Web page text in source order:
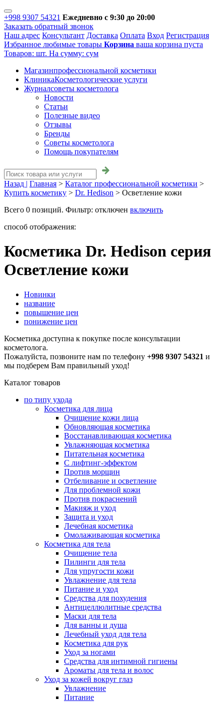
+998 9307 54321 Ежедневно с 9:30 до 20:00
Заказать обратный звонок
Наш адрес Консультант Доставка Оплата Вход Регистрация
Избранное любимые товары Корзина ваша корзина пуста
Товаров: шт. На сумму: сум
Магазинпрофессиональной косметики
КлиникаКосметологические услуги
Журналсоветы косметолога
Новости
Статьи
Полезные видео
Отзывы
Бренды
Советы косметолога
Помощь покупателям
Назад | Главная > Каталог профессиональной косметики >
Купить косметику > Dr. Hedison > Осветление кожи
Всего 0 позиций. Фильтр: отключен включить
способ отображения:
Косметика Dr. Hedison серия
Осветление кожи
Новинки
название
повышение цен
понижение цен
Косметика доступна к покупке после консультации
косметолога.
Пожалуйста, позвоните нам по телефону +998 9307 54321 и
мы подберем Вам правильный уход!
Каталог товаров
по типу ухода
Косметика для лица
Очищение кожи лица
Обновляющая косметика
Восстанавливающая косметика
Увлажняющая косметика
Питательная косметика
С лифтинг-эффектом
Против морщин
Отбеливание и осветление
Для проблемной кожи
Против покраснений
Макияж и уход
Защита и уход
Лечебная косметика
Омолаживающая косметика
Косметика для тела
Очищение тела
Пилинги для тела
Для упругости кожи
Увлажнение для тела
Питание и уход
Средства для похудения
Антицеллюлитные средства
Маски для тела
Для ванны и душа
Лечебный уход для тела
Косметика для рук
Уход за ногами
Средства для интимной гигиены
Ароматы для тела и волос
Уход за кожей вокруг глаз
Увлажнение
Питание